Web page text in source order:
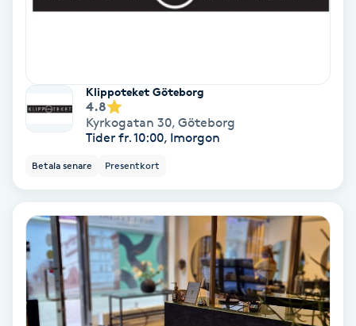
Skägg
Skäggfärgning
Skäggklippning
Skäggtrimmning
Skönhet
Slingor
Klippoteket Göteborg
4.8
Kyrkogatan 30, Göteborg
Tider fr. 10:00, Imorgon
Betala senare Presentkort